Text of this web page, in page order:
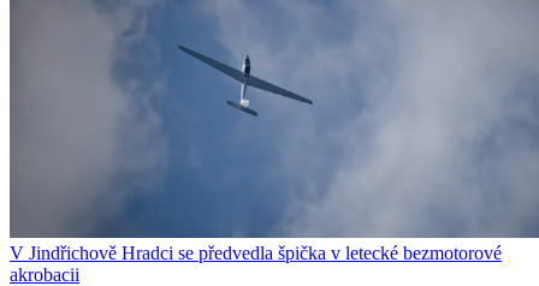
V Jindřichově Hradci se předvedla špička v letecké bezmotorové
akrobacii